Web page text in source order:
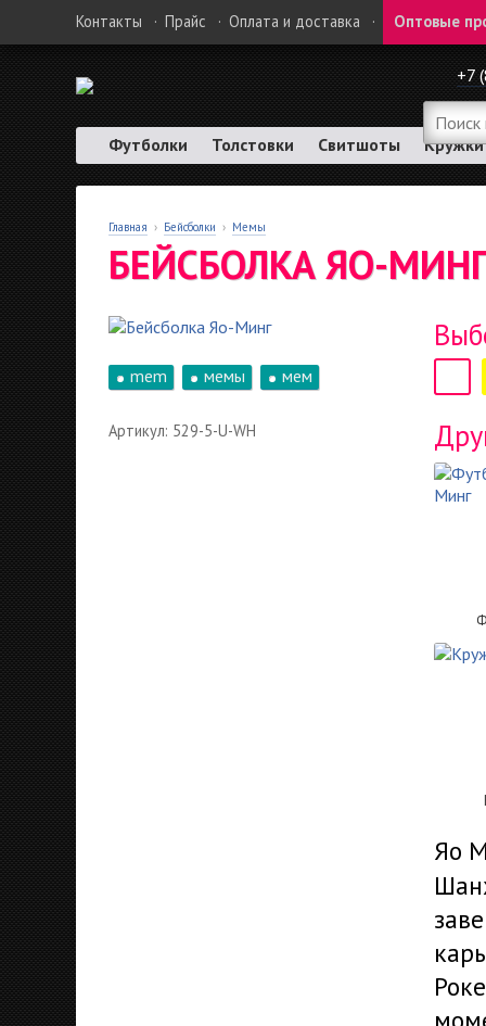
Контакты · Прайс · Оплата и доставка · Оптовые
+7
Футболки Толстовки Свитшоты Кружки
Главная › Бейсболки › Мемы
БЕЙСБОЛКА ЯО-
mem мемы мем
Артикул: 529-5-U-WH
Яо